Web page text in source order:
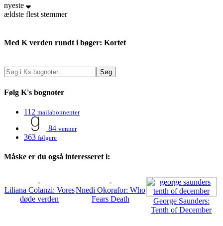
nyeste
ældste flest stemmer
Med K verden rundt i bøger: Kortet
Følg K's bognoter
112 mailabonnenter
84 venner
363 følgere
Måske er du også interesseret i:
Liliana Colanzi: Vores
døde verden
Nnedi Okorafor: Who
Fears Death
George Saunders:
Tenth of December